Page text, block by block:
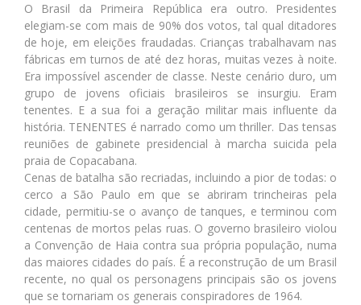
O Brasil da Primeira República era outro. Presidentes
elegiam-se com mais de 90% dos votos, tal qual ditadores
de hoje, em eleições fraudadas. Crianças trabalhavam nas
fábricas em turnos de até dez horas, muitas vezes à noite.
Era impossível ascender de classe. Neste cenário duro, um
grupo de jovens oficiais brasileiros se insurgiu. Eram
tenentes. E a sua foi a geração militar mais influente da
história. TENENTES é narrado como um thriller. Das tensas
reuniões de gabinete presidencial à marcha suicida pela
praia de Copacabana.
Cenas de batalha são recriadas, incluindo a pior de todas: o
cerco a São Paulo em que se abriram trincheiras pela
cidade, permitiu-se o avanço de tanques, e terminou com
centenas de mortos pelas ruas. O governo brasileiro violou
a Convenção de Haia contra sua própria população, numa
das maiores cidades do país. É a reconstrução de um Brasil
recente, no qual os personagens principais são os jovens
que se tornariam os generais conspiradores de 1964.